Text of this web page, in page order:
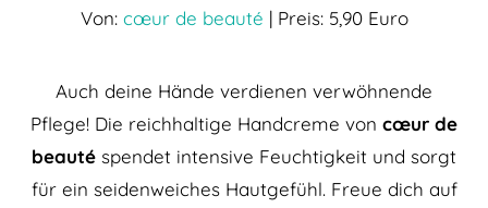
Von: cœur de beauté | Preis: 5,90 Euro
Auch deine Hände verdienen verwöhnende
Pflege! Die reichhaltige Handcreme von cœur de
beauté spendet intensive Feuchtigkeit und sorgt
für ein seidenweiches Hautgefühl. Freue dich auf